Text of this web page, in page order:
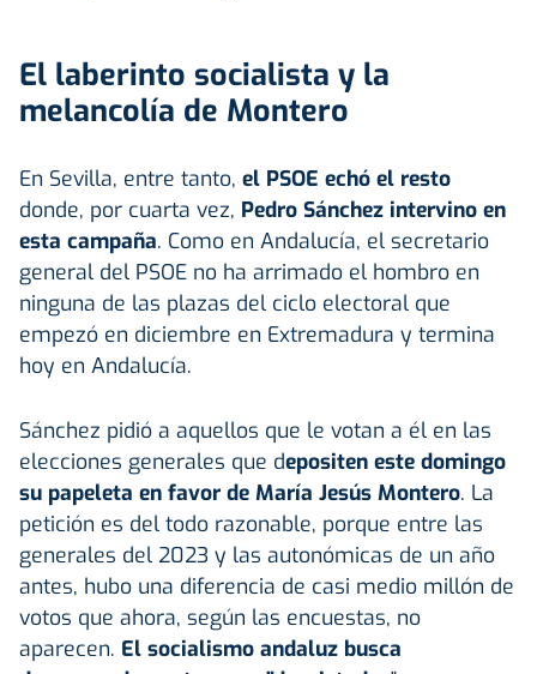
El laberinto socialista y la
melancolía de Montero
En Sevilla, entre tanto, el PSOE echó el resto
donde, por cuarta vez, Pedro Sánchez intervino en
esta campaña. Como en Andalucía, el secretario
general del PSOE no ha arrimado el hombro en
ninguna de las plazas del ciclo electoral que
empezó en diciembre en Extremadura y termina
hoy en Andalucía.
Sánchez pidió a aquellos que le votan a él en las
elecciones generales que depositen este domingo
su papeleta en favor de María Jesús Montero. La
petición es del todo razonable, porque entre las
generales del 2023 y las autonómicas de un año
antes, hubo una diferencia de casi medio millón de
votos que ahora, según las encuestas, no
aparecen. El socialismo andaluz busca